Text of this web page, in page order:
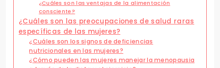
¿Cuáles son las ventajas de la alimentación
consciente?
¿Cuáles son las preocupaciones de salud raras
específicas de las mujeres?
¿Cuáles son los signos de deficiencias
nutricionales en las mujeres?
¿Cómo pueden las mujeres manejar la menopausia